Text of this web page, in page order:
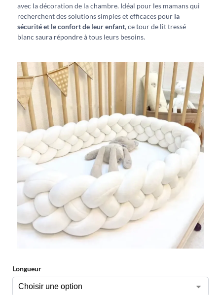
avec la décoration de la chambre. Idéal pour les mamans qui
recherchent des solutions simples et efficaces pour la
sécurité et le confort de leur enfant, ce tour de lit tressé
blanc saura répondre à tous leurs besoins.
Longueur